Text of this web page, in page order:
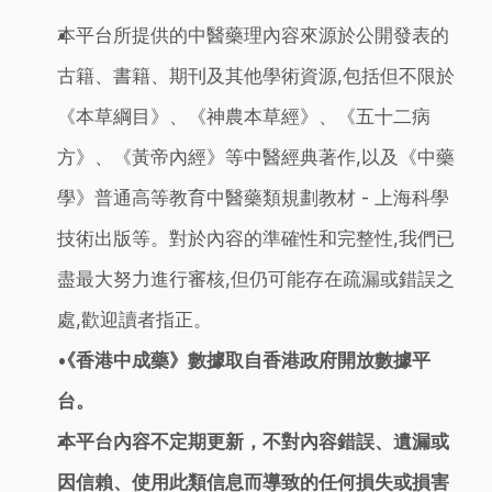
本平台所提供的中醫藥理內容來源於公開發表的
古籍、書籍、期刊及其他學術資源,包括但不限於
《本草綱目》、《神農本草經》、《五十二病
方》、《黃帝內經》等中醫經典著作,以及《中藥
學》普通高等教育中醫藥類規劃教材 - 上海科學
技術出版等。對於內容的準確性和完整性,我們已
盡最大努力進行審核,但仍可能存在疏漏或錯誤之
處,歡迎讀者指正。
《香港中成藥》數據取自香港政府開放數據平
台。
本平台內容不定期更新，不對內容錯誤、遺漏或
因信賴、使用此類信息而導致的任何損失或損害